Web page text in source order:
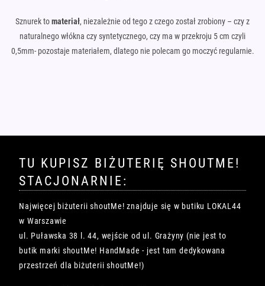
Sznurek tomateriał, niezależnie od tego z czego został zrobiony – czy z
naturalnego włókna czy syntetycznego, czy ma w przekroju 5 cm czyli
0,5mm- pozostaje materiałem, dlatego nie polecam go moczyć regularnie.
TU KUPISZ BIŻUTERIĘ SHOUTME!
STACJONARNIE:
Najwięcej biżuterii shoutMe! znajduje się w butiku LOKAL44
w Warszawie
ul. Puławska 38 l. 44, wejście od ul. Grażyny (nie jest to
butik marki shoutMe! HandMade - jest tam dedykowana
przestrzeń dla biżuterii shoutMe!)